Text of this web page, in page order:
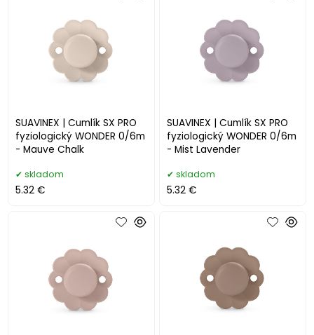
SUAVINEX | Cumlík SX PRO
fyziologický WONDER 0/6m
- Mauve Chalk
skladom
5.32 €
SUAVINEX | Cumlík SX PRO
fyziologický WONDER 0/6m
- Mist Lavender
skladom
5.32 €